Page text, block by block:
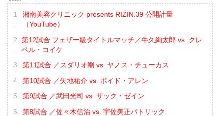
湘南美容クリニック presents RIZIN.39 公開計量
（YouTube）
第12試合 フェザー級タイトルマッチ／牛久絢太郎 vs. クレ
ベル・コイケ
第11試合 ／スダリオ剛 vs. ヤノス・チューカス
第10試合 ／矢地祐介 vs. ボイド・アレン
第9試合 ／武田光司 vs. ザック・ゼイン
第8試合 ／佐々木信治 vs. 宇佐美正パトリック